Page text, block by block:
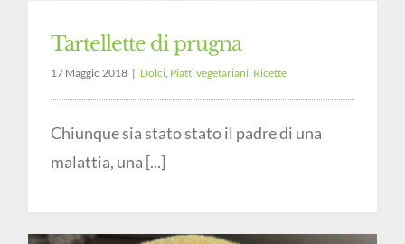
Tartellette di prugna
17 Maggio 2018 | Dolci, Piatti vegetariani, Ricette
Chiunque sia stato stato il padre di una
malattia, una [...]